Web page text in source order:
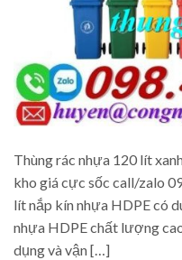
Thùng rác nhựa 120 lít
kho giá cực sốc call/zalo
lít nắp kín nhựa HDPE có
nhựa HDPE chất lượng
dụng và vận […]